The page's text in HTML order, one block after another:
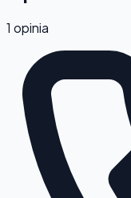
1 opinia